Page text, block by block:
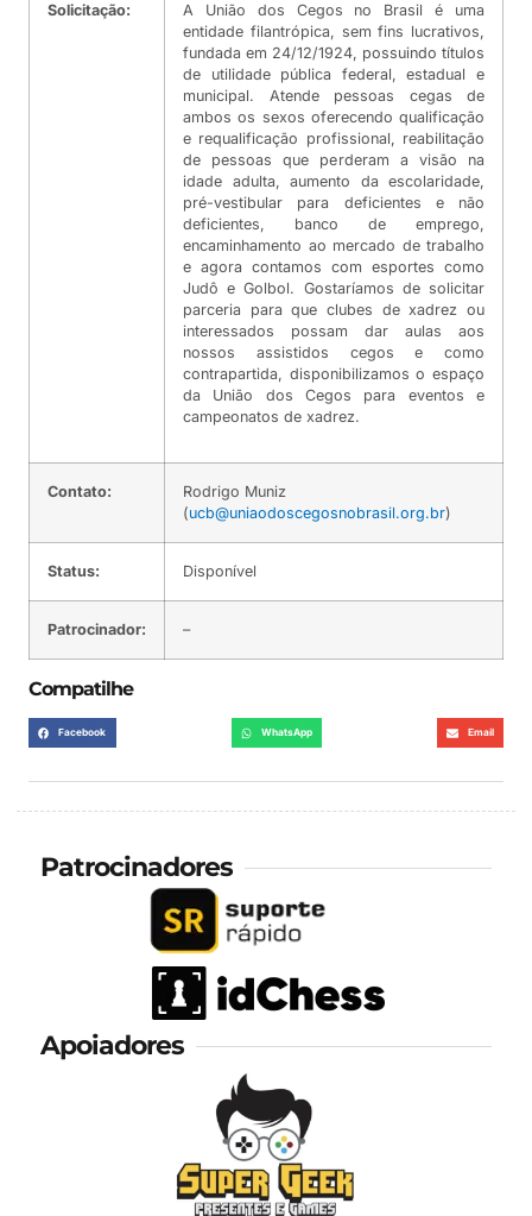
Solicitação:
A União dos Cegos no Brasil é uma
entidade filantrópica, sem fins lucrativos,
fundada em 24/12/1924, possuindo títulos
de utilidade pública federal, estadual e
municipal. Atende pessoas cegas de
ambos os sexos oferecendo qualificação
e requalificação profissional, reabilitação
de pessoas que perderam a visão na
idade adulta, aumento da escolaridade,
pré-vestibular para deficientes e não
deficientes, banco de emprego,
encaminhamento ao mercado de trabalho
e agora contamos com esportes como
Judô e Golbol. Gostaríamos de solicitar
parceria para que clubes de xadrez ou
interessados possam dar aulas aos
nossos assistidos cegos e como
contrapartida, disponibilizamos o espaço
da União dos Cegos para eventos e
campeonatos de xadrez.
Contato:
Rodrigo Muniz
(ucb@uniaodoscegosnobrasil.org.br)
Status: Disponível
Patrocinador: –
Compatilhe
Facebook WhatsApp Email
Patrocinadores
Apoiadores